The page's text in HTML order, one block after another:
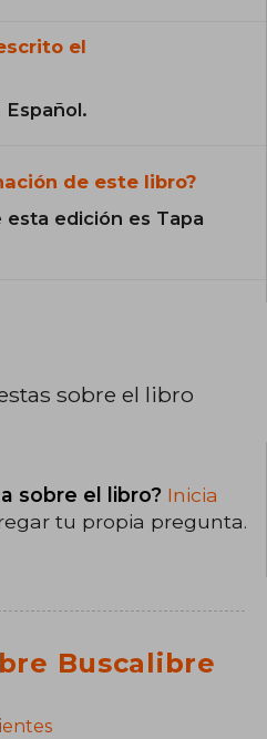
el
de este libro?
edición es Tapa
sobre el libro
sobre el libro? Inicia
tu propia pregunta.
Buscalibre